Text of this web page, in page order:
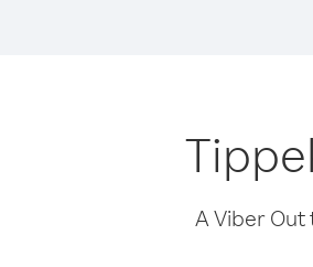
A Viber